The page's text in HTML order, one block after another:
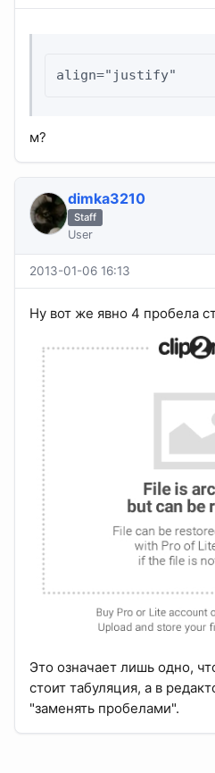
align="justify"
м?
dimka3210
Staff
User
2013-01-06 16:13
Ну вот же явно 4 пробела
Это означает лишь одно,
стоит табуляция, а в
"заменять пробелами".